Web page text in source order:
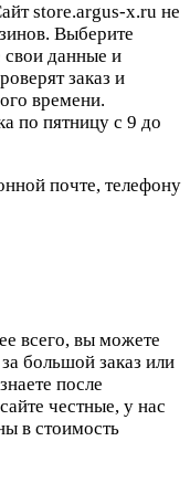
store.argus-x.ru не
Выберите
свои данные и
заказ и
времени.
по пятницу с 9 до
почте, телефону
всего, вы можете
большой заказ или
после
честные, у нас
в стоимость